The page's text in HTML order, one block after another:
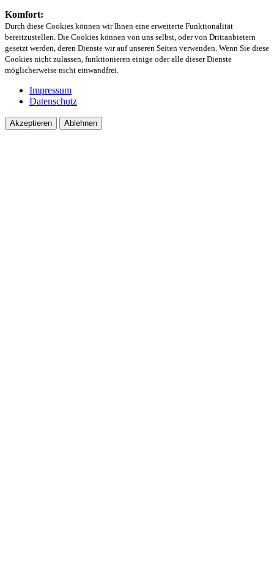
Komfort:
Durch diese Cookies können wir Ihnen eine erweiterte Funktionalität
bereitzustellen. Die Cookies können von uns selbst, oder von Drittanbietern
gesetzt werden, deren Dienste wir auf unseren Seiten verwenden. Wenn Sie diese
Cookies nicht zulassen, funktionieren einige oder alle dieser Dienste
möglicherweise nicht einwandfrei.
Impressum
Datenschutz
Akzeptieren Ablehnen